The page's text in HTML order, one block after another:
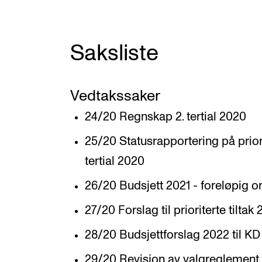
FORSKNING OG
UTVIKLINGSARBEID
Om FoU på NMH
Livet rundt FoU
For ph.d.-programmet i kunstnerisk
Saksliste
Vedtakssaker
24/20 Regnskap 2. tertial 2020
25/20 Statusrapportering på
tertial 2020
26/20 Budsjett 2021 - foreløpig
27/20 Forslag til prioriterte tiltak
28/20 Budsjettforslag 2022 til KD
29/20 Revisjon av